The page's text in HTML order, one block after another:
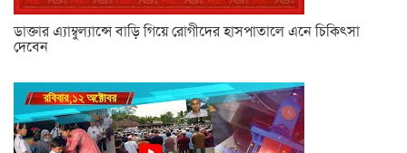
ডাক্তার এ্যাম্বুল্যান্সে বাড়ি গিয়ে রোগীদের হাসপাতালে এনে চিকিৎসা
দেবেন